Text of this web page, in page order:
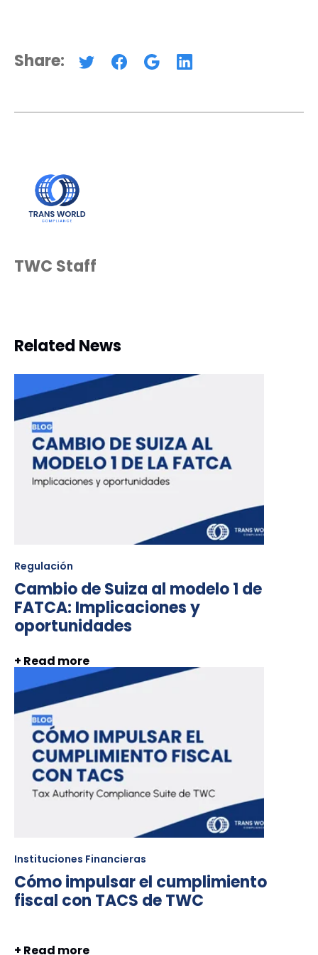
Share:
TWC Staff
Related News
Regulación
Cambio de Suiza al modelo 1 de
FATCA: Implicaciones y
oportunidades
+ Read more
Instituciones Financieras
Cómo impulsar el cumplimiento
fiscal con TACS de TWC
+ Read more